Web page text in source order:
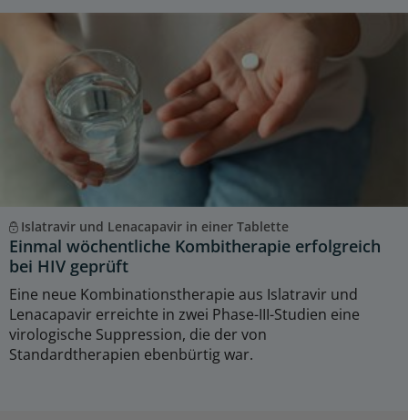
Islatravir und Lenacapavir in einer Tablette
Einmal wöchentliche Kombitherapie erfolgreich
bei HIV geprüft
Eine neue Kombinationstherapie aus Islatravir und
Lenacapavir erreichte in zwei Phase-III-Studien eine
virologische Suppression, die der von
Standardtherapien ebenbürtig war.